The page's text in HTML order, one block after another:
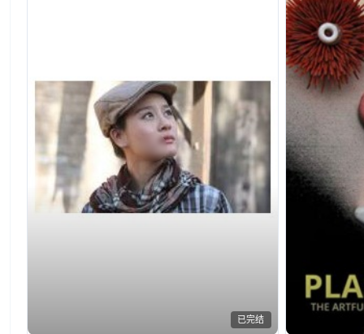
已完结